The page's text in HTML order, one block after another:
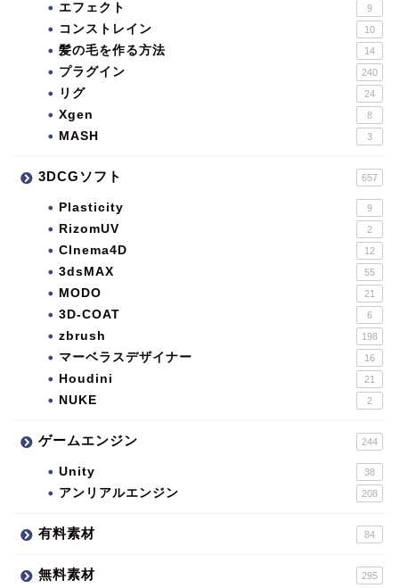
エフェクト 9
コンストレイン 10
髪の毛を作る方法 14
プラグイン 240
リグ 24
Xgen 8
MASH 3
3DCGソフト 657
Plasticity 9
RizomUV 2
CInema4D 12
3dsMAX 55
MODO 21
3D-COAT 6
zbrush 198
マーベラスデザイナー 16
Houdini 21
NUKE 2
ゲームエンジン 244
Unity 38
アンリアルエンジン 208
有料素材 84
無料素材 295